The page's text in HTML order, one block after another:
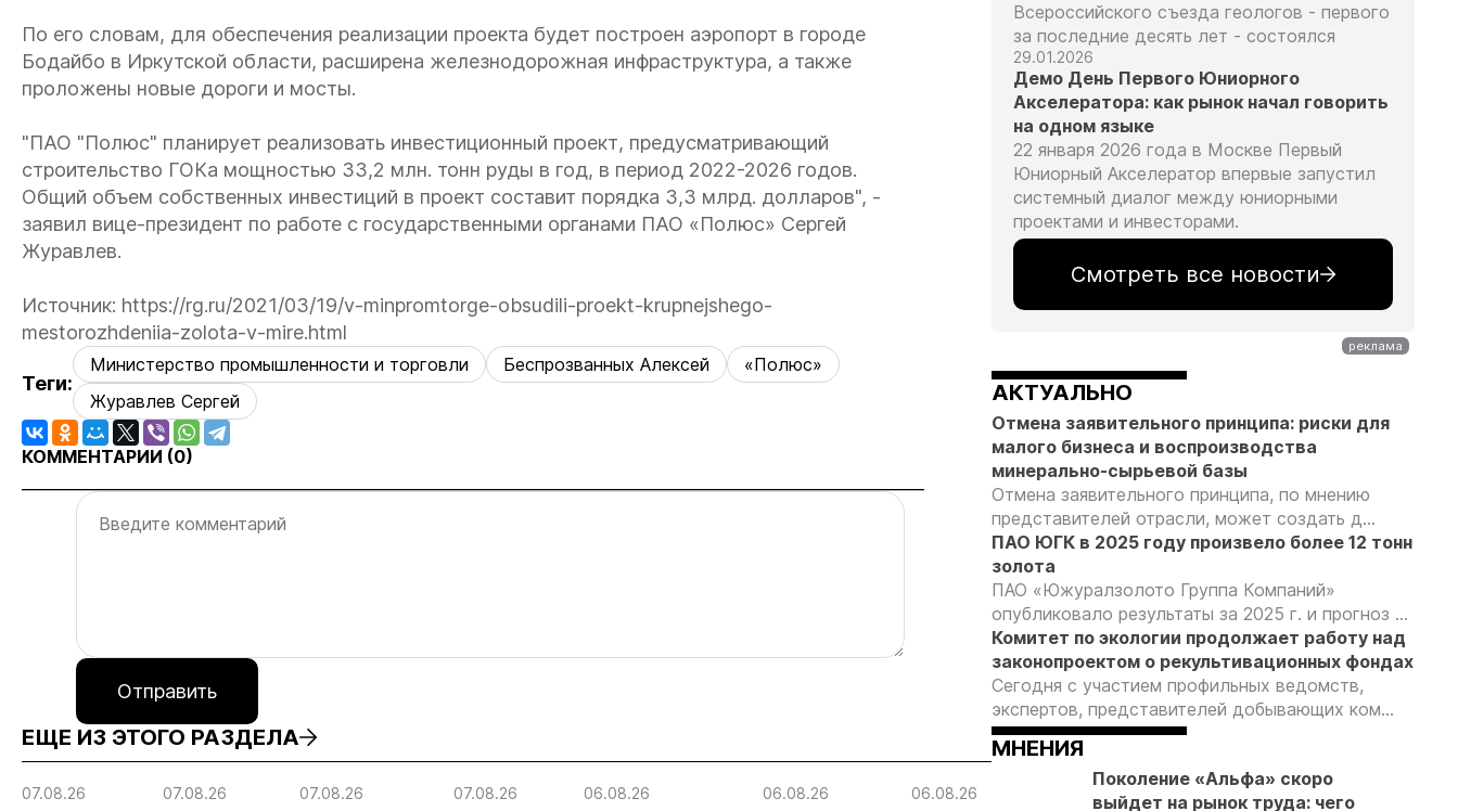
По его словам, для обеспечения реализации проекта будет построен аэропорт в городе
Бодайбо в Иркутской области, расширена железнодорожная инфраструктура, а также
проложены новые дороги и мосты.
"ПАО "Полюс" планирует реализовать инвестиционный проект, предусматривающий
строительство ГОКа мощностью 33,2 млн. тонн руды в год, в период 2022-2026 годов.
Общий объем собственных инвестиций в проект составит порядка 3,3 млрд. долларов", -
заявил вице-президент по работе с государственными органами ПАО «Полюс» Сергей
Журавлев.
Источник: https://rg.ru/2021/03/19/v-minpromtorge-obsudili-proekt-krupnejshego-
mestorozhdeniia-zolota-v-mire.html
Теги:
Министерство промышленности и торговли Беспрозванных Алексей
«Полюс»
Журавлев Сергей
КОММЕНТАРИИ (0)
Отправить
ЕЩЕ ИЗ ЭТОГО РАЗДЕЛА
07.08.26 07.08.26 07.08.26 07.08.26 06.08.26 06.08.26 06.08.26 05.08.26 05.08.26 05.08.26
Всероссийского съезда геологов - первого
за последние десять лет - состоялся
29.01.2026
Демо День Первого Юниорного
Акселератора: как рынок начал говорить
на одном языке
22 января 2026 года в Москве Первый
Юниорный Акселератор впервые запустил
системный диалог между юниорными
проектами и инвесторами.
Смотреть все новости
АКТУАЛЬНО
Отмена заявительного принципа: риски для
малого бизнеса и воспроизводства
минерально-сырьевой базы
Отмена заявительного принципа, по мнению
представителей отрасли, может создать д...
ПАО ЮГК в 2025 году произвело более 12 тонн
золота
ПАО «Южуралзолото Группа Компаний»
опубликовало результаты за 2025 г. и прогноз ...
Комитет по экологии продолжает работу над
законопроектом о рекультивационных фондах
Сегодня с участием профильных ведомств,
экспертов, представителей добывающих ком...
МНЕНИЯ
Поколение «Альфа» скоро
выйдет на рынок труда: чего